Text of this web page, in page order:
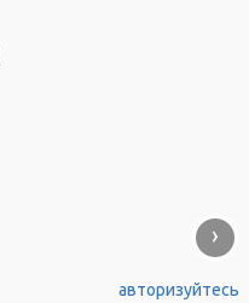
›
авторизуйтесь